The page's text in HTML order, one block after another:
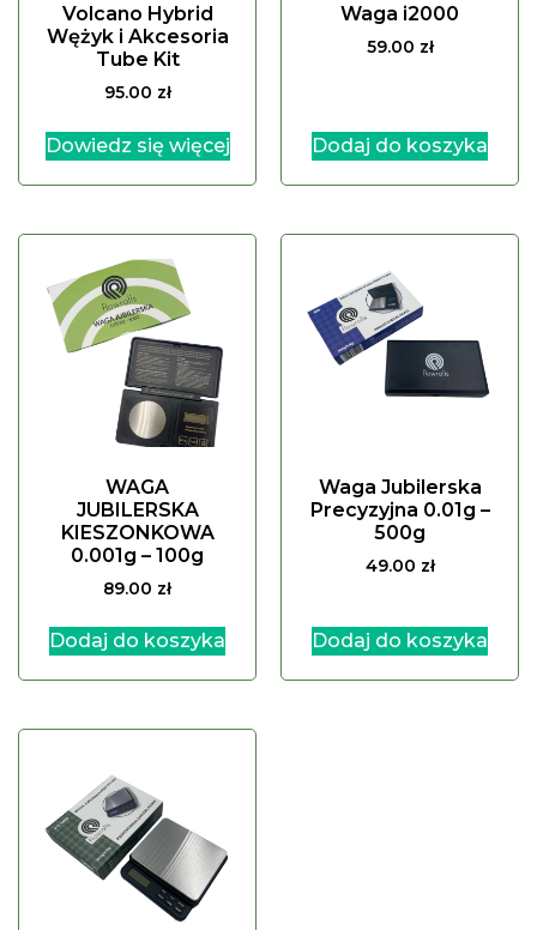
Volcano Hybrid
Wężyk i Akcesoria
Tube Kit
95.00 zł
Dowiedz się więcej
Waga i2000
59.00 zł
Dodaj do koszyka
WAGA
JUBILERSKA
KIESZONKOWA
0.001g – 100g
89.00 zł
Dodaj do koszyka
Waga Jubilerska
Precyzyjna 0.01g –
500g
49.00 zł
Dodaj do koszyka